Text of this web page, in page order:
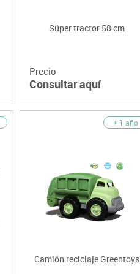
Súper tractor 58 cm
Precio
Consultar aquí
+ 1 año
Camión reciclaje Greentoys